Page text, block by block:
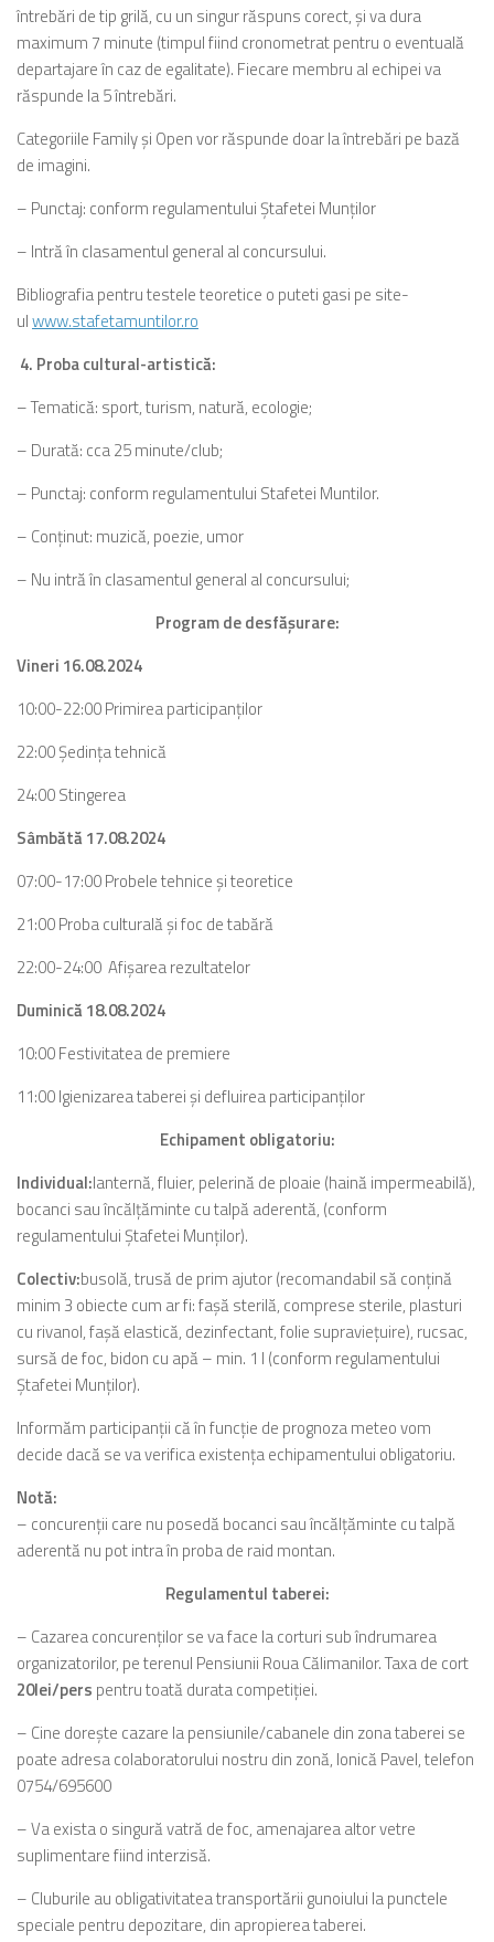
întrebări de tip grilă, cu un singur răspuns corect, şi va dura
maximum 7 minute (timpul fiind cronometrat pentru o eventuală
departajare în caz de egalitate). Fiecare membru al echipei va
răspunde la 5 întrebări.
Categoriile Family şi Open vor răspunde doar la întrebări pe bază
de imagini.
– Punctaj: conform regulamentului Ştafetei Munţilor
– Intră în clasamentul general al concursului.
Bibliografia pentru testele teoretice o puteti gasi pe site-
ulwww.stafetamuntilor.ro
4. Proba cultural-artistică:
– Tematică: sport, turism, natură, ecologie;
– Durată: cca 25 minute/club;
– Punctaj: conform regulamentului Stafetei Muntilor.
– Conţinut: muzică, poezie, umor
– Nu intră în clasamentul general al concursului;
Program de desfăşurare:
Vineri 16.08.2024
10:00-22:00 Primirea participanţilor
22:00 Şedinţa tehnică
24:00 Stingerea
Sâmbătă 17.08.2024
07:00-17:00 Probele tehnice şi teoretice
21:00 Proba culturală şi foc de tabără
22:00-24:00 Afişarea rezultatelor
Duminică 18.08.2024
10:00 Festivitatea de premiere
11:00 Igienizarea taberei şi defluirea participanţilor
Echipament obligatoriu:
Individual:lanternă, fluier, pelerină de ploaie (haină impermeabilă),
bocanci sau încălţăminte cu talpă aderentă, (conform
regulamentului Ştafetei Munţilor).
Colectiv:busolă, trusă de prim ajutor (recomandabil să conţină
minim 3 obiecte cum ar fi: faşă sterilă, comprese sterile, plasturi
cu rivanol, faşă elastică, dezinfectant, folie supravieţuire), rucsac,
sursă de foc, bidon cu apă – min. 1 l (conform regulamentului
Ştafetei Munţilor).
Informăm participanţii că în funcţie de prognoza meteo vom
decide dacă se va verifica existenţa echipamentului obligatoriu.
Notă:
– concurenţii care nu posedă bocanci sau încălţăminte cu talpă
aderentă nu pot intra în proba de raid montan.
Regulamentul taberei:
– Cazarea concurenţilor se va face la corturi sub îndrumarea
organizatorilor, pe terenul Pensiunii Roua Călimanilor. Taxa de cort
20lei/pers pentru toată durata competiţiei.
– Cine doreşte cazare la pensiunile/cabanele din zona taberei se
poate adresa colaboratorului nostru din zonă, Ionică Pavel, telefon
0754/695600
– Va exista o singură vatră de foc, amenajarea altor vetre
suplimentare fiind interzisă.
– Cluburile au obligativitatea transportării gunoiului la punctele
speciale pentru depozitare, din apropierea taberei.